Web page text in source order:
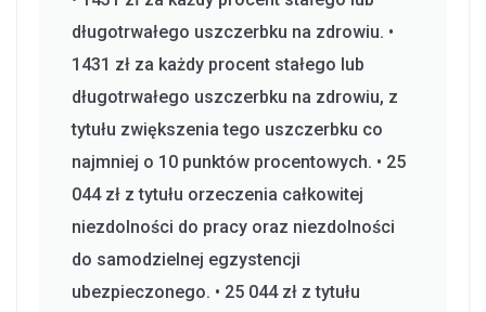
długotrwałego uszczerbku na zdrowiu. •
1431 zł za każdy procent stałego lub
długotrwałego uszczerbku na zdrowiu, z
tytułu zwiększenia tego uszczerbku co
najmniej o 10 punktów procentowych. • 25
044 zł z tytułu orzeczenia całkowitej
niezdolności do pracy oraz niezdolności
do samodzielnej egzystencji
ubezpieczonego. • 25 044 zł z tytułu